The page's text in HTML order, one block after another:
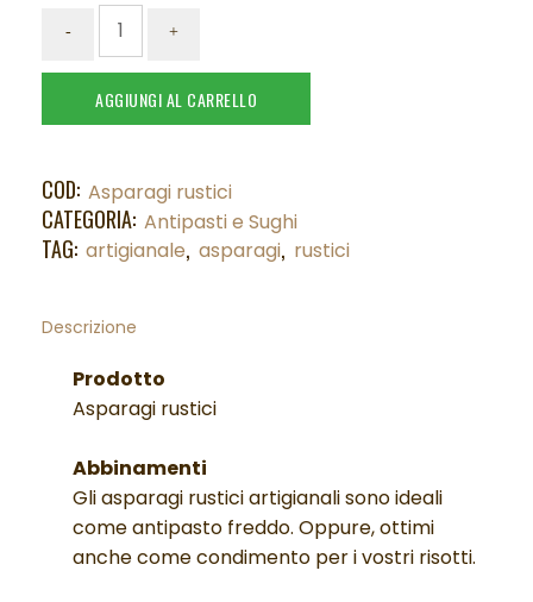
AGGIUNGI AL CARRELLO
COD: Asparagi rustici
CATEGORIA: Antipasti e Sughi
TAG: artigianale, asparagi, rustici
Descrizione
Prodotto
Asparagi rustici
Abbinamenti
Gli asparagi rustici artigianali sono ideali
come antipasto freddo. Oppure, ottimi
anche come condimento per i vostri risotti.